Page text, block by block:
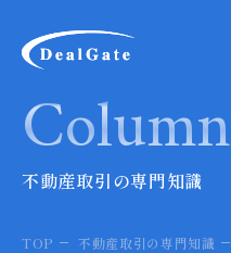
Column
不動産取引の専門知識
TOP 不動産取引の専門知識